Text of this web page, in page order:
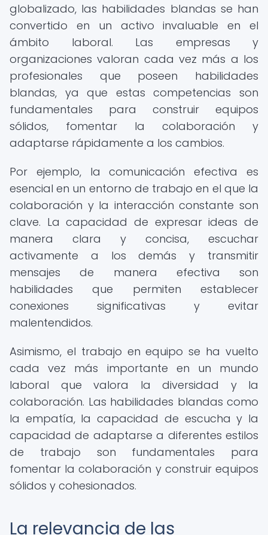
globalizado, las habilidades blandas se han
convertido en un activo invaluable en el
ámbito laboral. Las empresas y
organizaciones valoran cada vez más a los
profesionales que poseen habilidades
blandas, ya que estas competencias son
fundamentales para construir equipos
sólidos, fomentar la colaboración y
adaptarse rápidamente a los cambios.
Por ejemplo, la comunicación efectiva es
esencial en un entorno de trabajo en el que la
colaboración y la interacción constante son
clave. La capacidad de expresar ideas de
manera clara y concisa, escuchar
activamente a los demás y transmitir
mensajes de manera efectiva son
habilidades que permiten establecer
conexiones significativas y evitar
malentendidos.
Asimismo, el trabajo en equipo se ha vuelto
cada vez más importante en un mundo
laboral que valora la diversidad y la
colaboración. Las habilidades blandas como
la empatía, la capacidad de escucha y la
capacidad de adaptarse a diferentes estilos
de trabajo son fundamentales para
fomentar la colaboración y construir equipos
sólidos y cohesionados.
La relevancia de las